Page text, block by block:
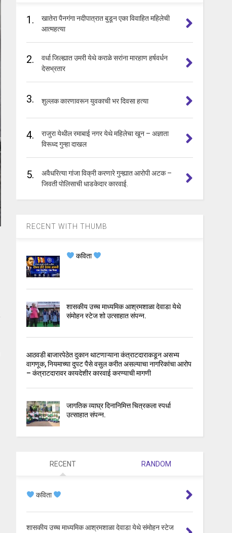
1.
खातेरा पैनगंगा नदीपात्रात बुडून एका विवाहित महिलेची
आत्महत्या
2.
वर्धा जिल्ह्यात उमरी येथे कराळे सरांना मारहाण हर्षवर्धन
देसभ्रतार
3. शुल्लक कारणावरून युवकाची भर दिवसा हत्या
4.
राजुरा येथील रमाबाई नगर येथे महिलेचा खून – अज्ञाता
विरूध्द गुन्हा दाखल
5.
अवैधरित्या गांजा विक्री करणारे गुन्ह्यात आरोपी अटक –
जिवती पोलिसाची धाडकेदार कारवाई.
RECENT WITH THUMB
कविता
शासकीय उच्च माध्यमिक आश्रमशाळा देवाडा येथे
संमोहन स्टेज शो उत्साहात संपन्न.
आठवडी बाजारपेठेत दुकान थाटणाऱ्याना कंत्राटदाराकडून असभ्य
वागणूक, नियमाच्या दुपट पैसे वसुल करीत असल्याचा नागरिकांचा आरोप
– कंत्राटदारावर कायदेशीर कारवाई करण्याची मागणी
जागतिक व्याघ्र दिनानिमित्त चित्रकला स्पर्धा
उत्साहात संपन्न.
RECENT RANDOM
कविता
शासकीय उच्च माध्यमिक आश्रमशाळा देवाडा येथे संमोहन स्टेज